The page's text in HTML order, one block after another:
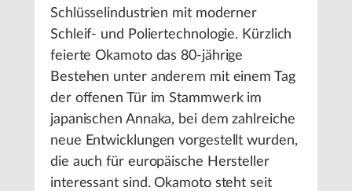
Schlüsselindustrien mit moderner
Schleif- und Poliertechnologie. Kürzlich
feierte Okamoto das 80-jährige
Bestehen unter anderem mit einem Tag
der offenen Tür im Stammwerk im
japanischen Annaka, bei dem zahlreiche
neue Entwicklungen vorgestellt wurden,
die auch für europäische Hersteller
interessant sind. Okamoto steht seit